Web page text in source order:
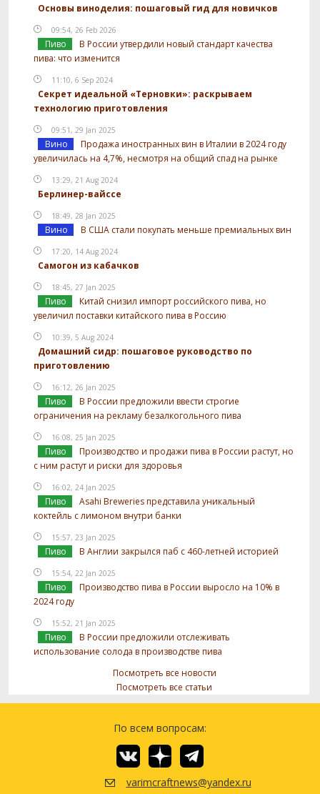
Основы виноделия: пошаговый гид для новичков
09:54, 26 Feb 2026
Пиво
В России утвердили новый стандарт качества
пива: что изменится
11:10, 6 Sep 2024
Секрет идеальной «Терновки»: раскрываем
технологию приготовления
09:51, 29 Jan 2025
Вино
Продажа иностранных вин в Италии в 2024 году
увеличилась на 4,7%, несмотря на общий спад на рынке
13:29, 21 Aug 2024
Берлинер-вайссе
18:49, 28 Jan 2025
Вино В США стали покупать меньше премиальных вин
17:20, 14 Aug 2024
Самогон из кабачков
18:45, 27 Jan 2025
Пиво
Китай снизил импорт российского пива, но
увеличил поставки китайского пива в Россию
10:39, 5 Aug 2024
Домашний сидр: пошаговое руководство по
приготовлению
16:12, 26 Jan 2025
Пиво
В России предложили ввести строгие
ограничения на рекламу безалкогольного пива
16:08, 25 Jan 2025
Пиво
Производство и продажи пива в России растут, но
с ним растут и риски для здоровья
16:02, 24 Jan 2025
Пиво
Asahi Breweries представила уникальный
коктейль с лимоном внутри банки
15:57, 23 Jan 2025
Пиво В Англии закрылся паб с 460-летней историей
15:54, 22 Jan 2025
Пиво
Производство пива в России выросло на 10% в
2024 году
15:52, 21 Jan 2025
Пиво
В России предложили отслеживать
использование солода в производстве пива
Посмотреть все новости
Посмотреть все статьи
По всем вопросам:
varimcraftnews@yandex.ru